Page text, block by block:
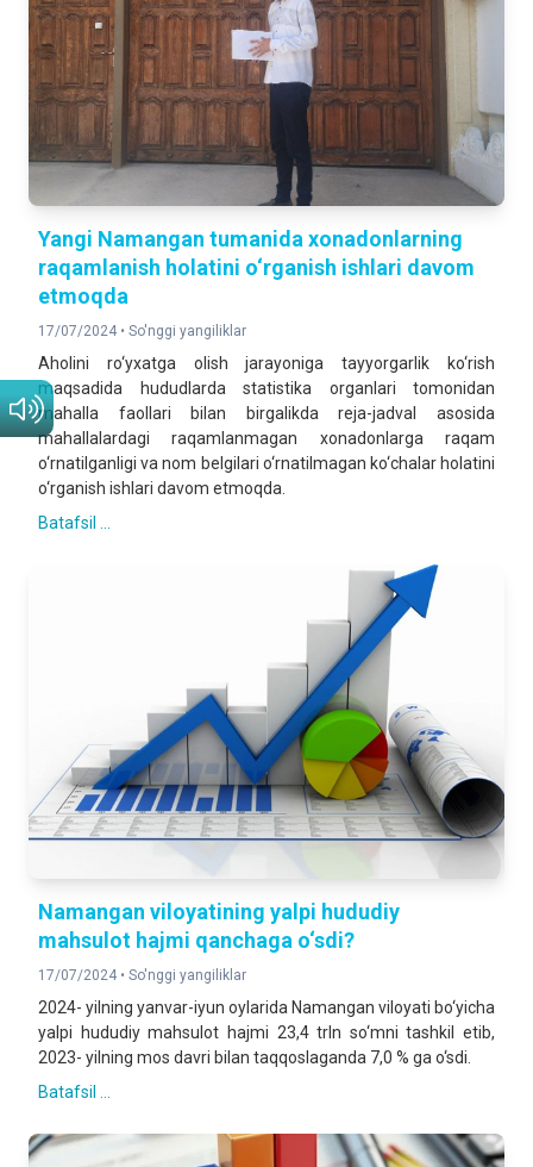
Yangi Namangan tumanida хonadonlarning
raqamlanish holatini o‘rganish ishlari davom
etmoqda
17/07/2024 • So'nggi yangiliklar
Aholini ro‘yxatga olish jarayoniga tayyorgarlik ko‘rish
maqsadida hududlarda statistika organlari tomonidan
mahalla faollari bilan birgalikda reja-jadval asosida
mahallalardagi raqamlanmagan xonadonlarga raqam
o‘rnatilganligi va nom belgilari o‘rnatilmagan ko‘chalar holatini
o‘rganish ishlari davom etmoqda.
Batafsil ...
Namangan viloyatining yalpi hududiy
mahsulot hajmi qanchaga o‘sdi?
17/07/2024 • So'nggi yangiliklar
2024- yilning yanvar-iyun oylarida Namangan viloyati bo‘yicha
yalpi hududiy mahsulot hajmi 23,4 trln so‘mni tashkil etib,
2023- yilning mos davri bilan taqqoslaganda 7,0 % ga o‘sdi.
Batafsil ...